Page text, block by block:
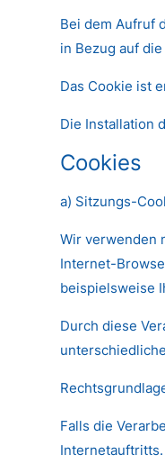
Bei dem Aufruf
in Bezug auf
Das Cookie ist
Die Installation
Cookies
a) Sitzungs-
Wir verwenden
Internet-
beispielsweise
Durch diese
Falls die
Internetauftritts.